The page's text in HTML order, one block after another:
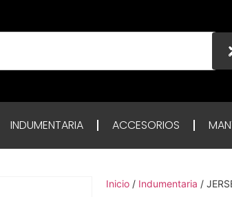
INDUMENTARIA ACCESORIOS
Inicio / Indumentaria /